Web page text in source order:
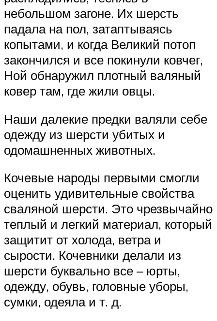
небольшом загоне. Их шерсть
падала на пол, затаптываясь
копытами, и когда Великий потоп
закончился и все покинули ковчег,
Ной обнаружил плотный валяный
ковер там, где жили овцы.
Наши далекие предки валяли себе
одежду из шерсти убитых и
одомашненных животных.
Кочевые народы первыми смогли
оценить удивительные свойства
сваляной шерсти. Это чрезвычайно
теплый и легкий материал, который
защитит от холода, ветра и
сырости. Кочевники делали из
шерсти буквально все – юрты,
одежду, обувь, головные уборы,
сумки, одеяла и т. д.